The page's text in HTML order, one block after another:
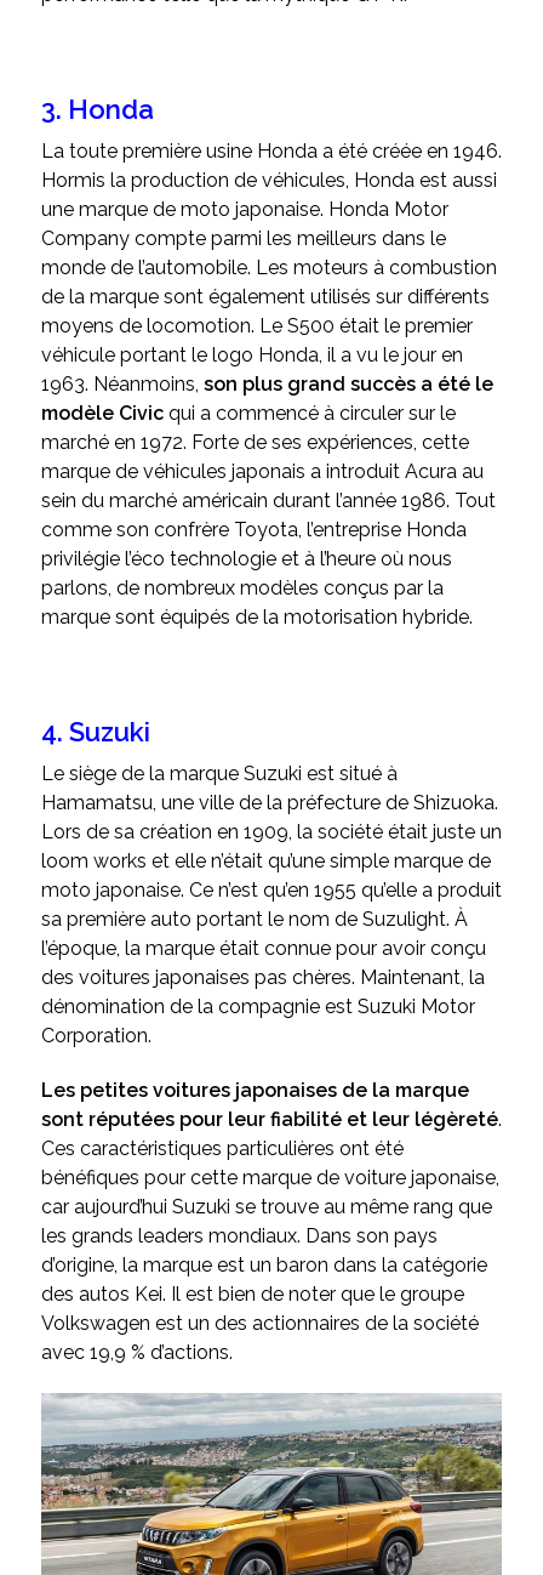
3. Honda
La toute première usine Honda a été créée en 1946.
Hormis la production de véhicules, Honda est aussi
une marque de moto japonaise. Honda Motor
Company compte parmi les meilleurs dans le
monde de l’automobile. Les moteurs à combustion
de la marque sont également utilisés sur différents
moyens de locomotion. Le S500 était le premier
véhicule portant le logo Honda, il a vu le jour en
1963. Néanmoins, son plus grand succès a été le
modèle Civicqui a commencé à circuler sur le
marché en 1972. Forte de ses expériences, cette
marque de véhicules japonais a introduit Acura au
sein du marché américain durant l’année 1986. Tout
comme son confrère Toyota, l’entreprise Honda
privilégie l’éco technologie et à l’heure où nous
parlons, de nombreux modèles conçus par la
marque sont équipés de la motorisation hybride.
4. Suzuki
Le siège de la marque Suzuki est situé à
Hamamatsu, une ville de la préfecture de Shizuoka.
Lors de sa création en 1909, la société était juste un
loom works et elle n’était qu’une simple marque de
moto japonaise. Ce n’est qu’en 1955 qu’elle a produit
sa première auto portant le nom de Suzulight. À
l’époque, la marque était connue pour avoir conçu
des voitures japonaises pas chères. Maintenant, la
dénomination de la compagnie est Suzuki Motor
Corporation.
Les petites voitures japonaises de la marque
sont réputées pour leur fiabilité et leur légèreté.
Ces caractéristiques particulières ont été
bénéfiques pour cette marque de voiture japonaise,
car aujourd’hui Suzuki se trouve au même rang que
les grands leaders mondiaux. Dans son pays
d’origine, la marque est un baron dans la catégorie
des autos Kei. Il est bien de noter que le groupe
Volkswagen est un des actionnaires de la société
avec 19,9 % d’actions.